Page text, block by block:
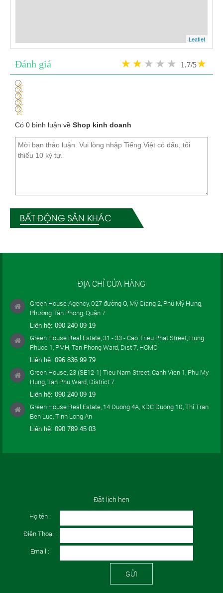
Leaflet
Đánh giá 1.7/5
1
2
3
4
5
Có 0 bình luận về Shop kinh doanh
BẤT ĐỘNG SẢN KHÁC
ĐỊA CHỈ CỬA HÀNG
Green House Agency, 027 đường O, Mỹ Giang 2, Phú Mỹ Hưng,
Phường Tân Phong, Quận 7
Liên hệ: 090 240 09 19
Green House Real Estate, 31 - 33 - Cao Trieu Phat Street, Hung
Phuoc 1, PMH, Tan Phong Ward, Dist 7, HCMC
Liên hệ: 096 836 99 79
Green House, 23 (SE12-1) Tieu Nam Street, Canh Vien 1, Phu My
Hung, Tan Phu Ward, District 7.
Liên hệ: 090 240 09 19
Green House Real Estate, 14 Duong 4A, KDC Duong 10, Thi Tran
Ben Luc, Tinh Long An
Liên hệ: 090 789 45 03
Đặt lịch hẹn
Họ tên :
Điện Thoại :
Email :
GỬI